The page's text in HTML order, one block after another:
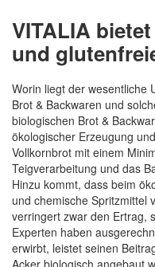
VITALIA
und
Worin liegt der wesentliche
Brot & Backwaren und
biologischen Brot &
ökologischer Erzeugung
Vollkornbrot mit einem
Teigverarbeitung und das
Hinzu kommt, dass beim
und chemische Spritzmittel
verringert zwar den Ertrag,
Experten haben
erwirbt, leistet seinen
Acker biologisch angebaut